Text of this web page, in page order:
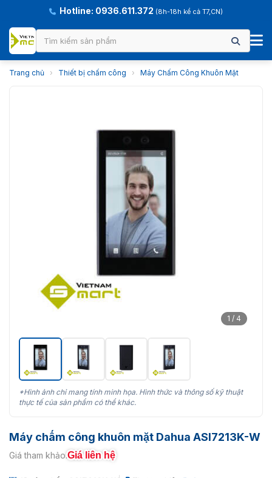
Hotline: 0936.611.372 (8h-18h kể cả T7,CN)
Trang chủ › Thiết bị chấm công › Máy Chấm Công Khuôn Mặt
1 / 4
*Hình ảnh chỉ mang tính minh họa. Hình thức và thông số kỹ thuật
thực tế của sản phẩm có thể khác.
Máy chấm công khuôn mặt Dahua ASI7213K-W
Giá tham khảo:Giá liên hệ